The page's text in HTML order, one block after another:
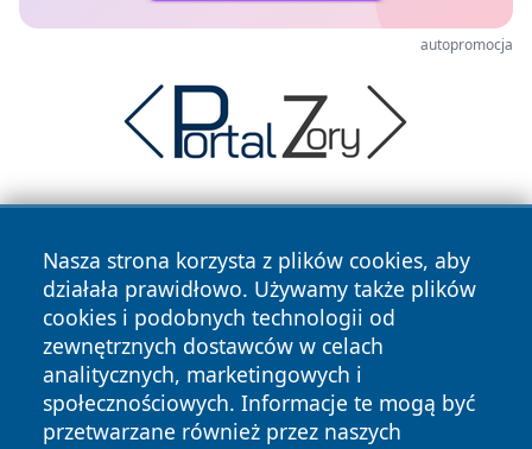
autopromocja
Nasza strona korzysta z plików cookies, aby
działała prawidłowo. Używamy także plików
cookies i podobnych technologii od
zewnętrznych dostawców w celach
analitycznych, marketingowych i
społecznościowych. Informacje te mogą być
przetwarzane również przez naszych
Copyright © 2026 informacjelodzkie.pl Wszystkie prawa
zastrzeżone.